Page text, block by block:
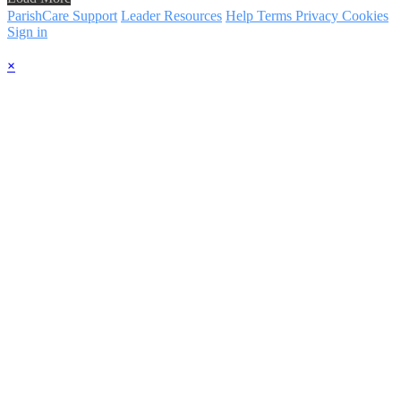
ParishCare Support Leader Resources Help Terms Privacy Cookies
Sign in
×